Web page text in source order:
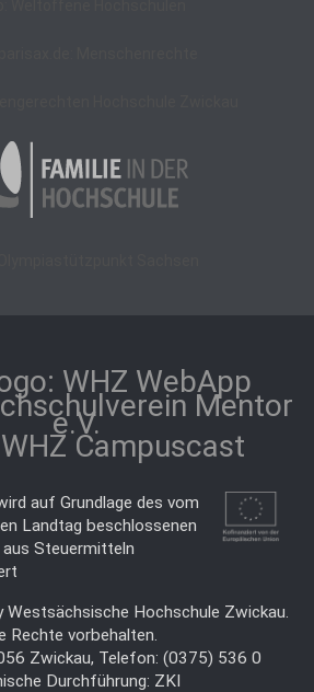
auf Grundlage des vom
Landtag beschlossenen
Steuermitteln
Hochschule Zwickau.
Rechte vorbehalten.
Zwickau, Telefon: (0375) 536 0
Durchführung: ZKI